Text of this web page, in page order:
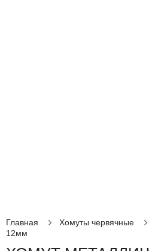
Главная Хомуты червячные
12мм